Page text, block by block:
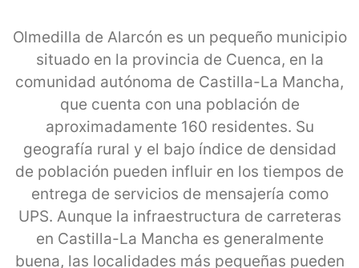
Olmedilla de Alarcón es un pequeño municipio
situado en la provincia de Cuenca, en la
comunidad autónoma de Castilla-La Mancha,
que cuenta con una población de
aproximadamente 160 residentes. Su
geografía rural y el bajo índice de densidad
de población pueden influir en los tiempos de
entrega de servicios de mensajería como
UPS. Aunque la infraestructura de carreteras
en Castilla-La Mancha es generalmente
buena, las localidades más pequeñas pueden